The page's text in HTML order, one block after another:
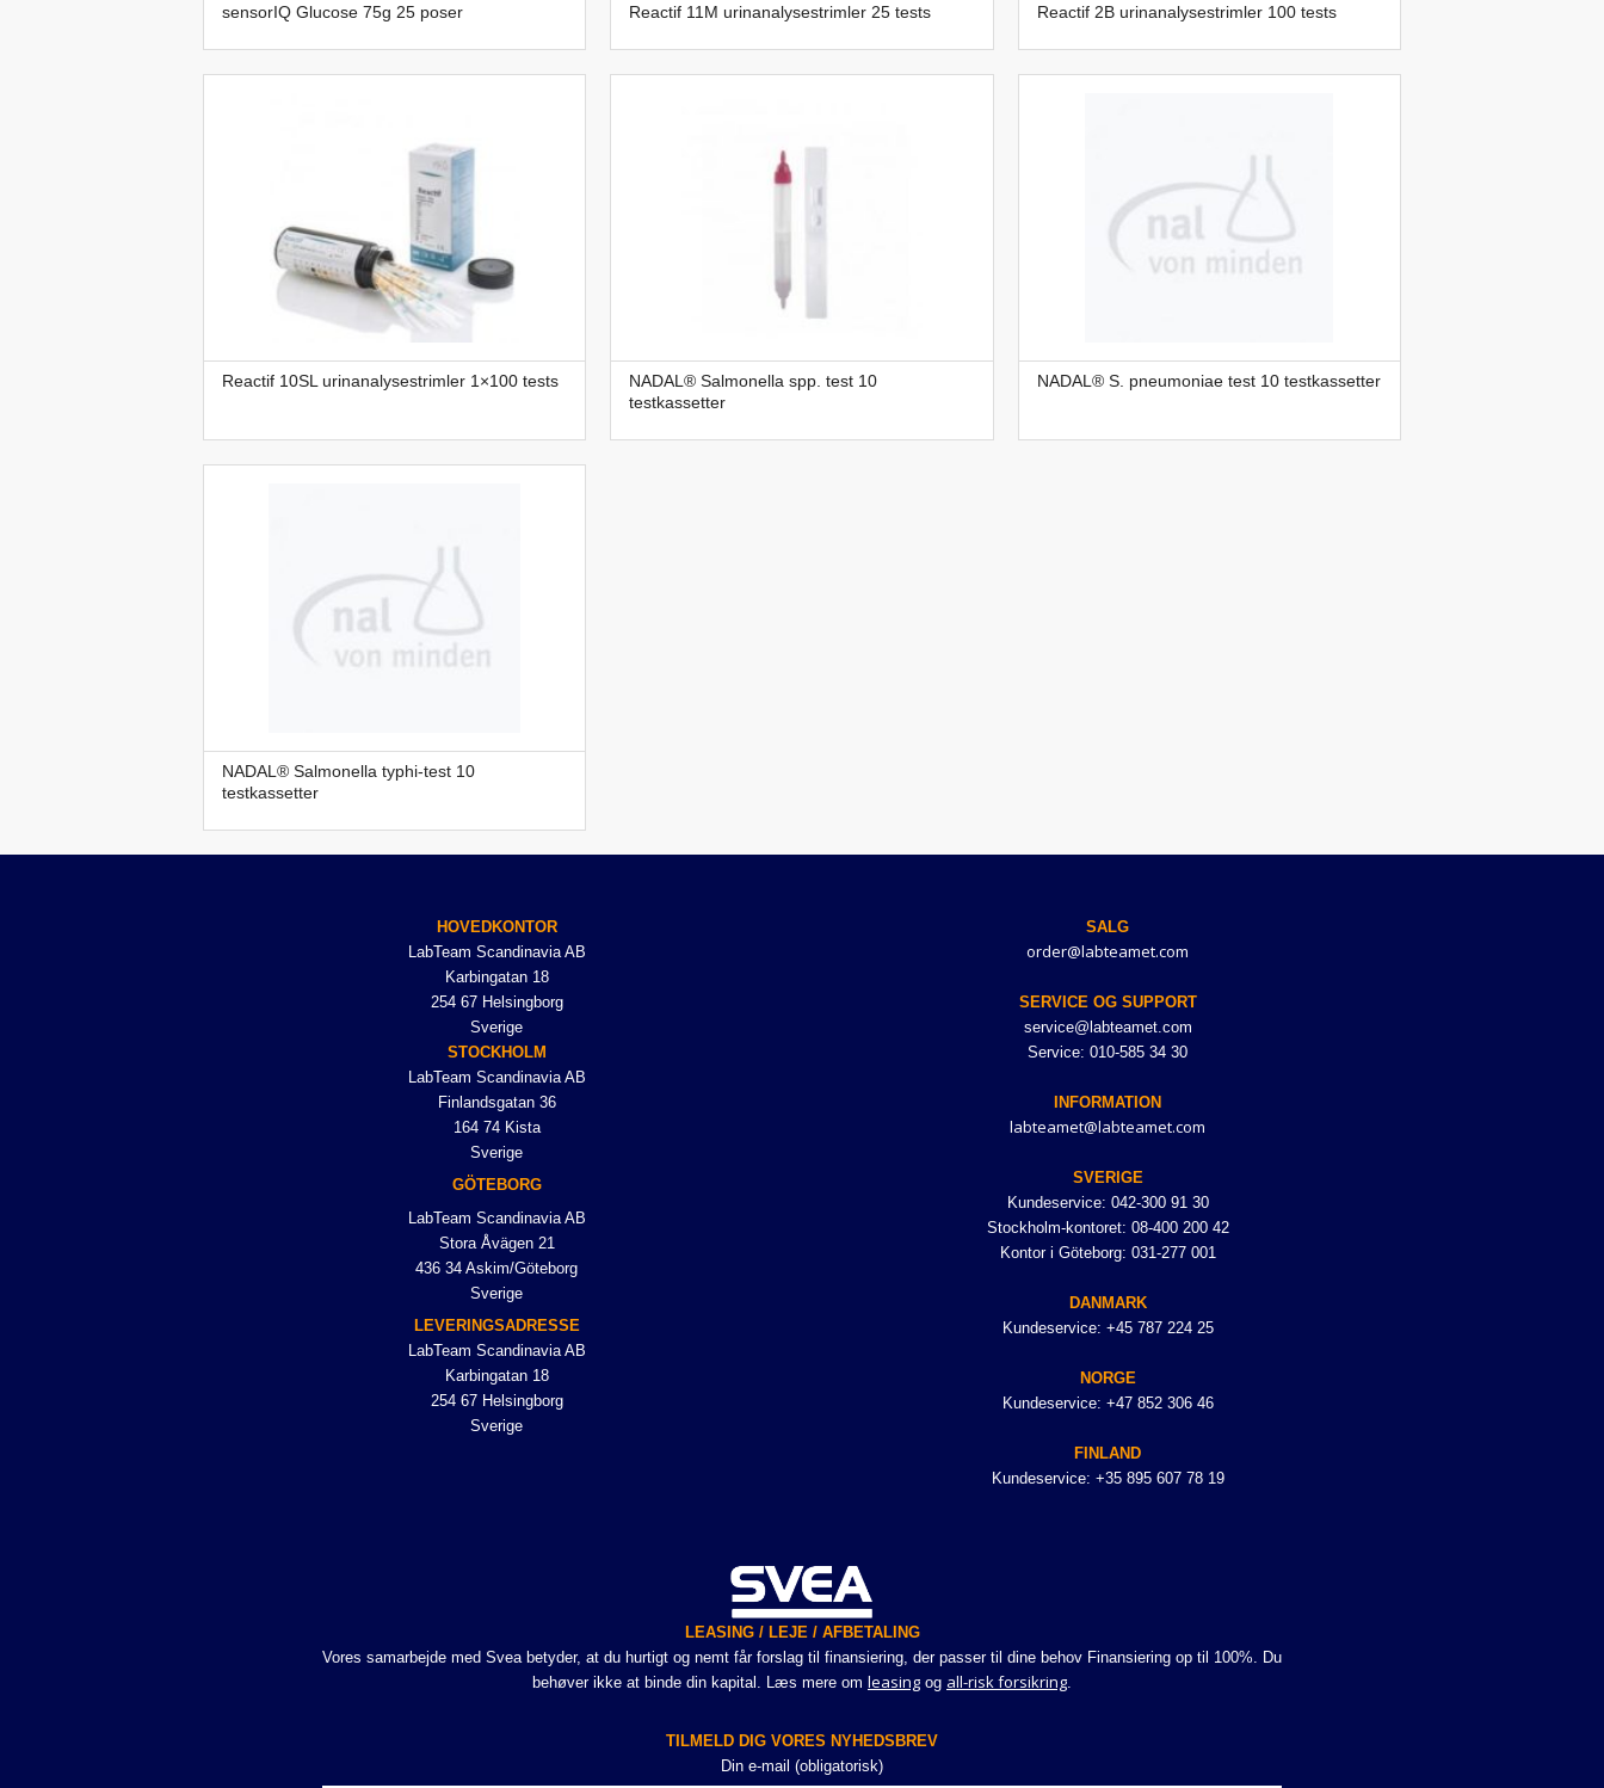
sensorIQ Glucose 75g 25 poser Reactif 11M urinanalysestrimler 25 tests Reactif 2B urinanalysestrimler 100 tests
Reactif 10SL urinanalysestrimler 1×100 tests
NADAL® Salmonella spp. test 10
testkassetter
NADAL® S. pneumoniae test 10 testkassetter
NADAL® Salmonella typhi-test 10
testkassetter
HOVEDKONTOR
LabTeam Scandinavia AB
Karbingatan 18
254 67 Helsingborg
Sverige
STOCKHOLM
LabTeam Scandinavia AB
Finlandsgatan 36
164 74 Kista
Sverige
GÖTEBORG
LabTeam Scandinavia AB
Stora Åvägen 21
436 34 Askim/Göteborg
Sverige
LEVERINGSADRESSE
LabTeam Scandinavia AB
Karbingatan 18
254 67 Helsingborg
Sverige
SALG
order@labteamet.com
SERVICE OG SUPPORT
service@labteamet.com
Service: 010-585 34 30
INFORMATION
labteamet@labteamet.com
SVERIGE
Kundeservice: 042-300 91 30
Stockholm-kontoret: 08-400 200 42
Kontor i Göteborg: 031-277 001
DANMARK
Kundeservice: +45 787 224 25
NORGE
Kundeservice: +47 852 306 46
FINLAND
Kundeservice: +35 895 607 78 19
LEASING / LEJE / AFBETALING
Vores samarbejde med Svea betyder, at du hurtigt og nemt får forslag til finansiering, der passer til dine behov Finansiering op til 100%. Du
behøver ikke at binde din kapital. Læs mere om leasing og all-risk forsikring.
TILMELD DIG VORES NYHEDSBREV
Din e-mail (obligatorisk)